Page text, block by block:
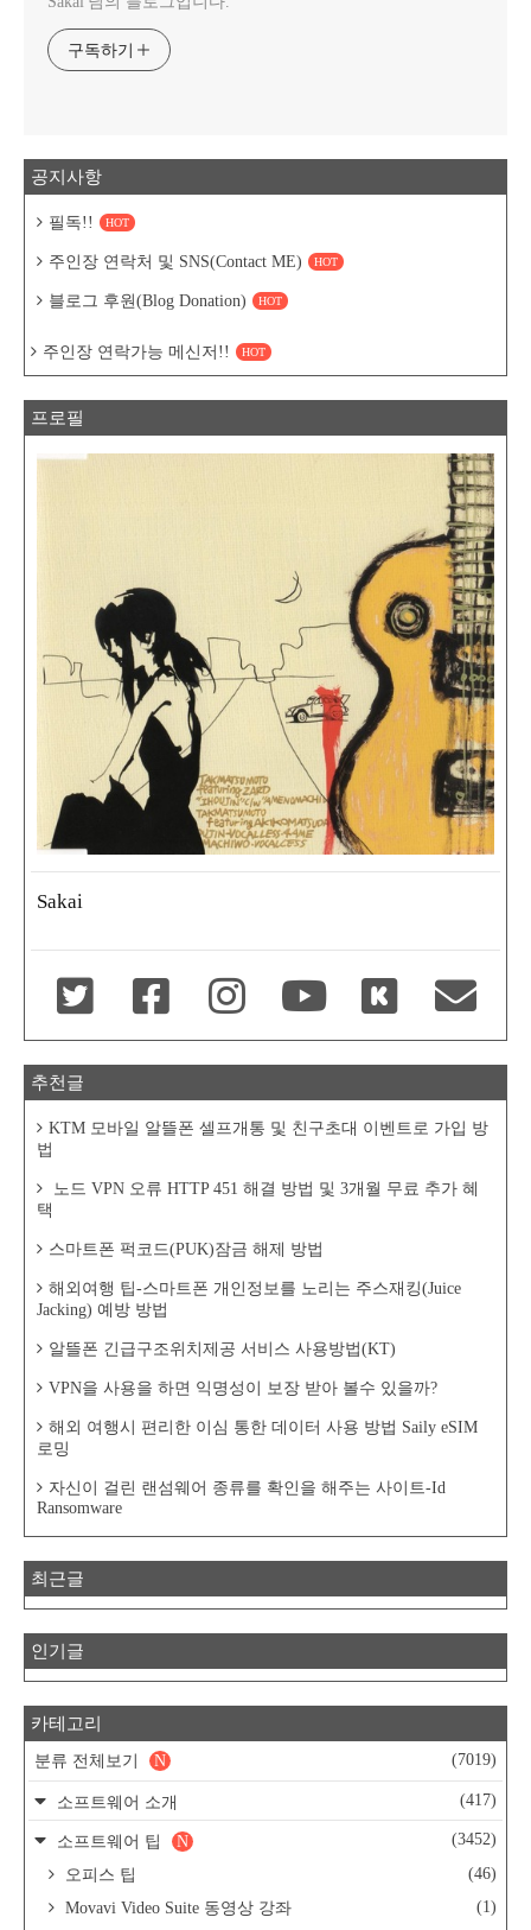
구독하기
공지사항
필독!! HOT
주인장 연락처 및 SNS(Contact ME) HOT
블로그 후원(Blog Donation) HOT
주인장 연락가능 메신저!! HOT
프로필
Sakai
추천글
KTM 모바일 알뜰폰 셀프개통 및 친구초대 이벤트로 가입 방
법
노드 VPN 오류 HTTP 451 해결 방법 및 3개월 무료 추가 혜
택
스마트폰 퍽코드(PUK)잠금 해제 방법
해외여행 팁-스마트폰 개인정보를 노리는 주스재킹(Juice
Jacking) 예방 방법
알뜰폰 긴급구조위치제공 서비스 사용방법(KT)
VPN을 사용을 하면 익명성이 보장 받아 볼수 있을까?
해외 여행시 편리한 이심 통한 데이터 사용 방법 Saily eSIM
로밍
자신이 걸린 랜섬웨어 종류를 확인을 해주는 사이트-Id
Ransomware
최근글
인기글
카테고리
분류 전체보기 (7019)
N
소프트웨어 소개 (417)
소프트웨어 팁 (3452)
N
오피스 팁
(46)
Movavi Video Suite 동영상 강좌
(1)